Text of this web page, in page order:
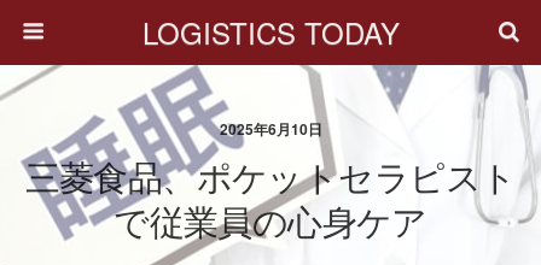
LOGISTICS TODAY
2025年6月10日
三菱食品、ポケットセラピスト
で従業員の心身ケア